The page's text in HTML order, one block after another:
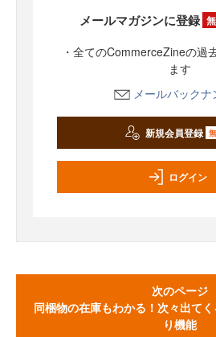
メールマガジンに登録
・全てのCommerceZineの過
ます
メールバックナ
新規会員登録
ログイン
次のページ
同梱物の在庫もわかる！次々出て
り機能